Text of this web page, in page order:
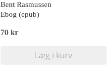
Bent Rasmussen
Ebog (epub)
70 kr
Læg i kurv